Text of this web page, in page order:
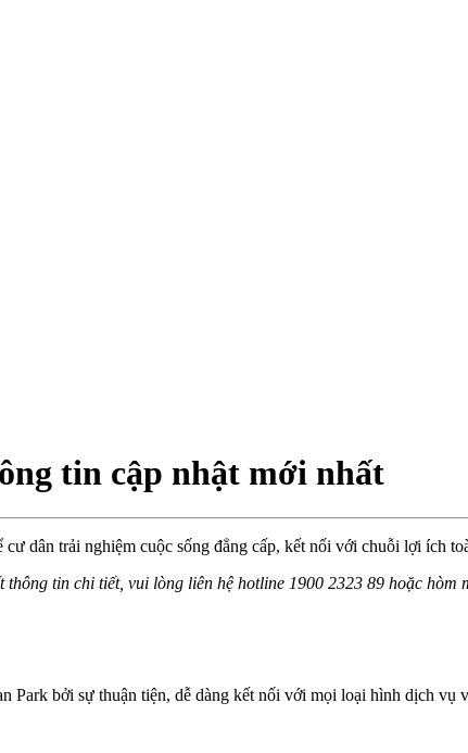
tin cập nhật mới nhất
dân trải nghiệm cuộc sống đẳng cấp, kết nối với chuỗi lợi ích
tin chi tiết, vui lòng liên hệ hotline 1900 2323 89 hoặc hòm
Park bởi sự thuận tiện, dễ dàng kết nối với mọi loại hình dịch vụ